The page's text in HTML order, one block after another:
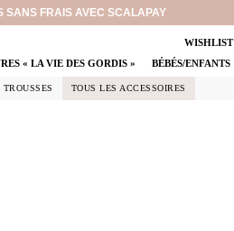
SANS FRAIS AVEC SCALAPAY
WISHLIST
« LA VIE DES GORDIS » BÉBÉS/ENFANTS
TROUSSES TOUS LES ACCESSOIRES